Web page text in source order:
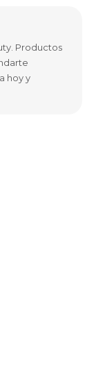
Productos
hoy y